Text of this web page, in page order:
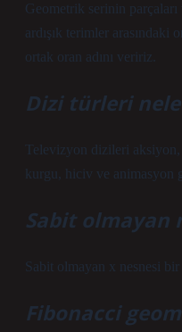
Geometrik serinin
ardışık terimler arasındaki
ortak oran adını veririz.
Dizi türleri
Televizyon dizileri
kurgu, hiciv ve animasyon
Sabit olmayan
Sabit olmayan x nesnesi
Fibonacci